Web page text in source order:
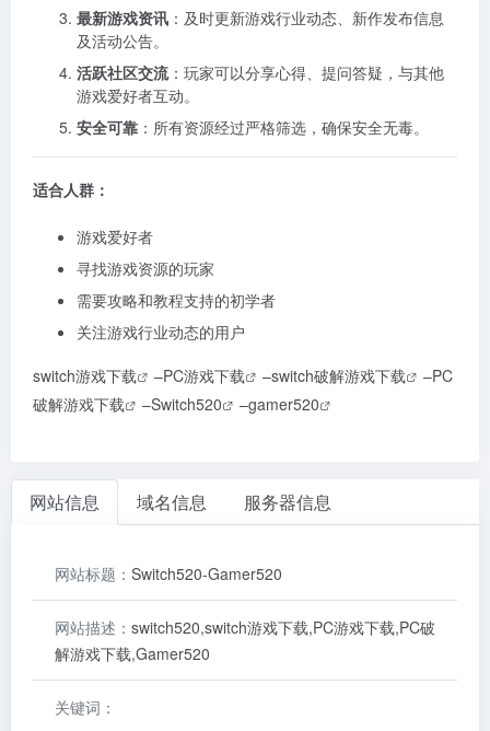
最新游戏资讯 ：及时更新游戏行业动态、新作发布信息
及活动公告。
活跃社区交流：玩家可以分享心得、提问答疑，与其他
游戏爱好者互动。
安全可靠 ：所有资源经过严格筛选，确保安全无毒。
适合人群：
游戏爱好者
寻找游戏资源的玩家
需要攻略和教程支持的初学者
关注游戏行业动态的用户
switch游戏下载
–PC游戏下载 –switch破解游戏下载 –PC
破解游戏下载
–Switch520 –gamer520
网站信息 域名信息 服务器信息
网站标题： Switch520-Gamer520
网站描述： switch520,switch游戏下载,PC游戏下载,PC破
解游戏下载,Gamer520
关键词：